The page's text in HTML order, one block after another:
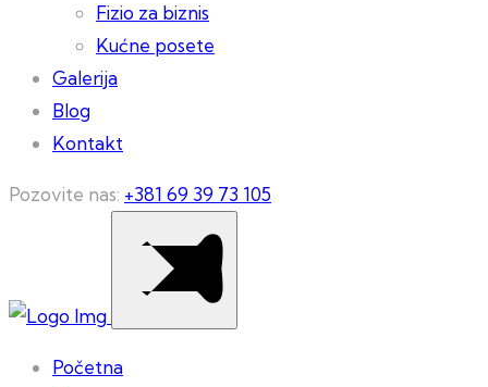
Fizio za biznis
Kućne posete
Galerija
Blog
Kontakt
Pozovite nas: +381 69 39 73 105
Početna